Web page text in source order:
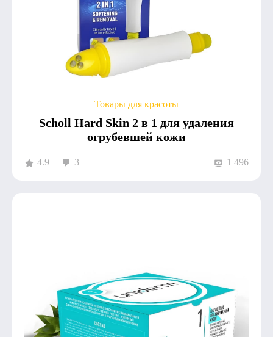
Товары для красоты
Scholl Hard Skin 2 в 1 для удаления
огрубевшей кожи
4.9 3 1 496